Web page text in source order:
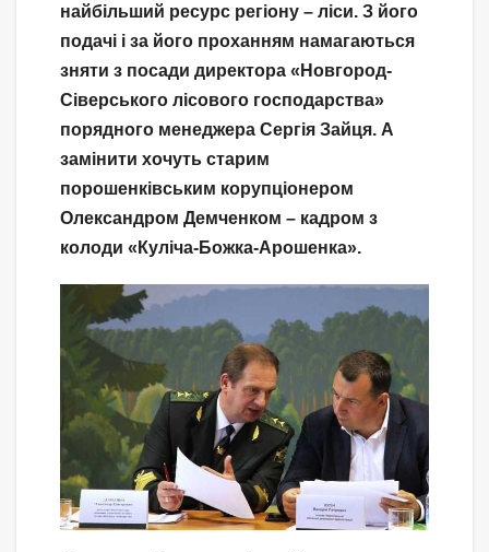
найбільший ресурс регіону – ліси. З його
подачі і за його проханням намагаються
зняти з посади директора «Новгород-
Сіверського лісового господарства»
порядного менеджера Сергія Зайця. А
замінити хочуть старим
порошенківським корупціонером
Олександром Демченком – кадром з
колоди «Куліча-Божка-Арошенка».